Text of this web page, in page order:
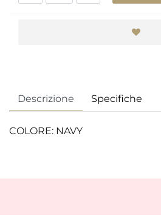
Descrizione Specifiche
COLORE: NAVY